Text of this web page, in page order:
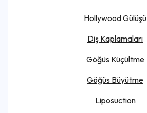
Hollywood Gülüşü
Diş Kaplamaları
Göğüs Küçültme
Göğüs Büyütme
Liposuction